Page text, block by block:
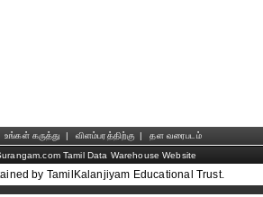
உங்கள் கருத்து | விளம்பரத்திற்கு |
தள வரைபடம்
Tamil Data Warehouse Website
by TamilKalanjiyam Educational Trust.